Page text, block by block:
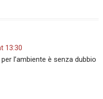
13:30
l’ambiente è senza dubbio